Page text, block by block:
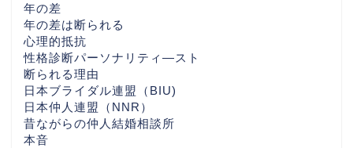
年の差
年の差は断られる
心理的抵抗
性格診断パーソナリティ―スト
断られる理由
日本ブライダル連盟（BIU)
日本仲人連盟（NNR）
昔ながらの仲人結婚相談所
本音